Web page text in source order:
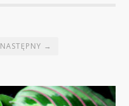
NASTĘPNY →